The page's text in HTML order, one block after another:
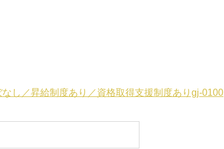
し／昇給制度あり／資格取得支援制度ありgj-0100